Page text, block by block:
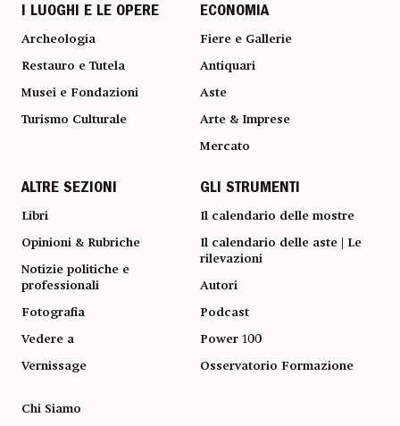
I LUOGHI E LE OPERE
Archeologia
Restauro e Tutela
Musei e Fondazioni
Turismo Culturale
ECONOMIA
Fiere e Gallerie
Antiquari
Aste
Arte & Imprese
Mercato
ALTRE SEZIONI
Libri
Opinioni & Rubriche
Notizie politiche e
professionali
Fotografia
Vedere a
Vernissage
GLI STRUMENTI
Il calendario delle mostre
Il calendario delle aste | Le
rilevazioni
Autori
Podcast
Power 100
Osservatorio Formazione
Chi Siamo